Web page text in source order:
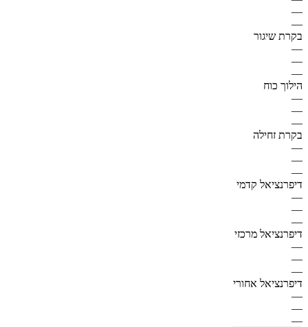
—
—
בקרת שיגור
—
—
—
הילוך כוח
—
—
—
בקרת זחילה
—
—
—
דיפרנציאל קדמי
—
—
—
דיפרנציאל מרכזי
—
—
—
דיפרנציאל אחורי
—
—
—